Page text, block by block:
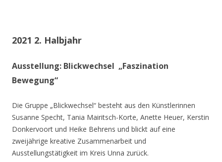
2021 2. Halbjahr
Ausstellung: Blickwechsel „Faszination
Bewegung“
Die Gruppe „Blickwechsel“ besteht aus den Künstlerinnen
Susanne Specht, Tania Mairitsch-Korte, Anette Heuer, Kerstin
Donkervoort und Heike Behrens und blickt auf eine
zweijährige kreative Zusammenarbeit und
Ausstellungstätigkeit im Kreis Unna zurück.